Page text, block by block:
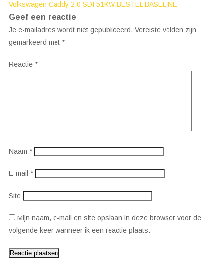
Bericht
navigatie
Volkswagen Caddy 2.0 SDI 51KW BESTEL BASELINE
Geef een reactie
Je e-mailadres wordt niet gepubliceerd. Vereiste velden zijn
gemarkeerd met *
Reactie *
Naam *
E-mail *
Site
Mijn naam, e-mail en site opslaan in deze browser voor de
volgende keer wanneer ik een reactie plaats.